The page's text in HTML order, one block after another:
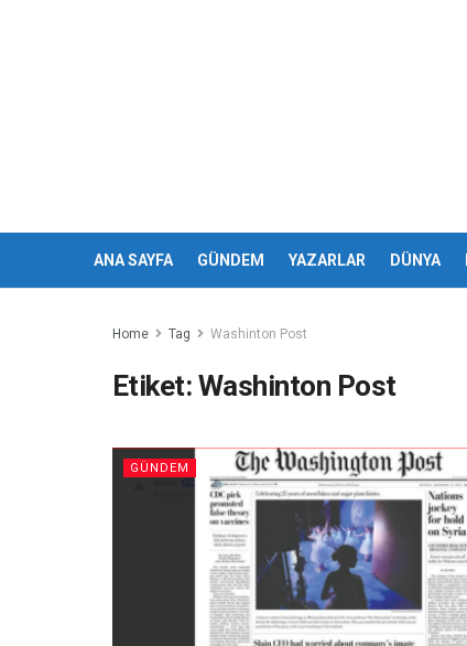
ANA SAYFA GÜNDEM YAZARLAR DÜNYA
Home Tag Washinton Post
Etiket: Washinton Post
GÜNDEM